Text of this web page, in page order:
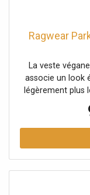
Ragwear
La veste
associe un look
légèrement plus
capuche
poches à
fermeture éclair,
de label
manches.
pour l'automne